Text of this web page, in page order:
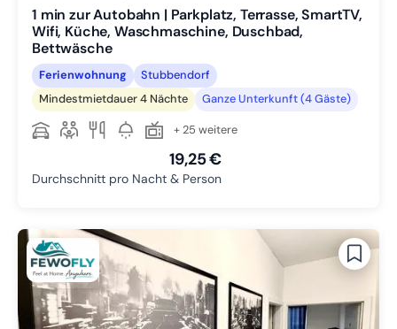
1 min zur Autobahn | Parkplatz, Terrasse, SmartTV,
Wifi, Küche, Waschmaschine, Duschbad,
Bettwäsche
Ferienwohnung
Stubbendorf
Mindestmietdauer 4 Nächte
Ganze Unterkunft (4 Gäste)
+ 25 weitere
19,25 €
Durchschnitt pro Nacht & Person